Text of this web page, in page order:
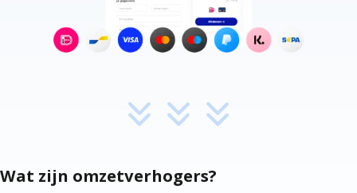
Wat zijn omzetverhogers?